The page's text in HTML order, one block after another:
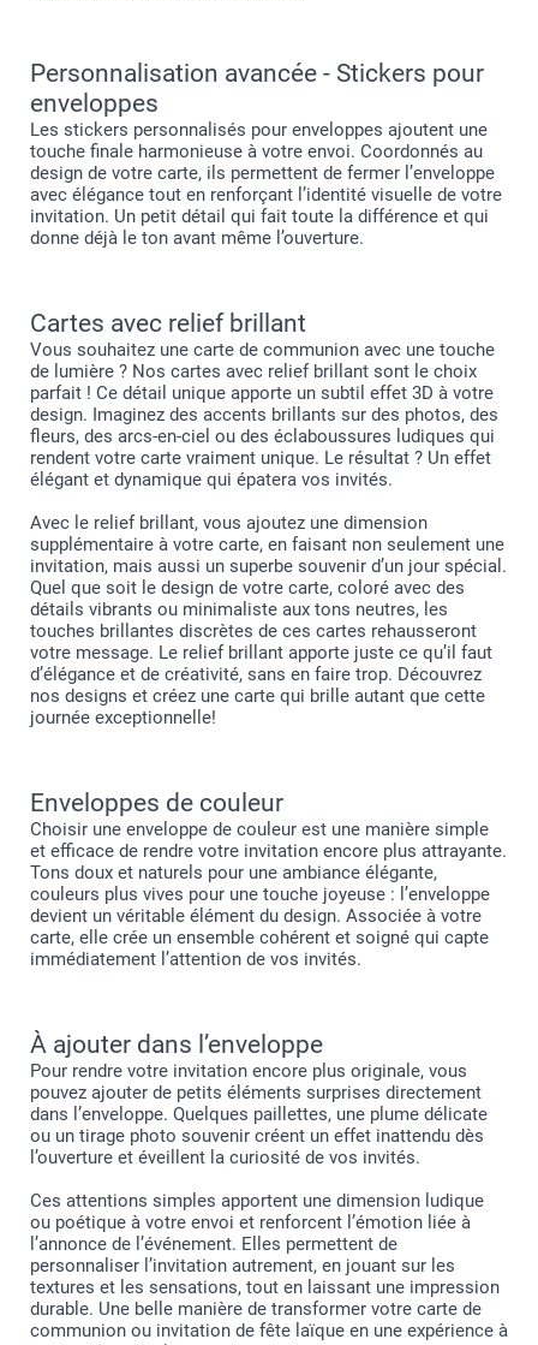
Personnalisation avancée - Stickers pour
enveloppes
Les stickers personnalisés pour enveloppes ajoutent une
touche finale harmonieuse à votre envoi. Coordonnés au
design de votre carte, ils permettent de fermer l’enveloppe
avec élégance tout en renforçant l’identité visuelle de votre
invitation. Un petit détail qui fait toute la différence et qui
donne déjà le ton avant même l’ouverture.
Cartes avec relief brillant
Vous souhaitez une carte de communion avec une touche
de lumière ? Nos cartes avec relief brillant sont le choix
parfait ! Ce détail unique apporte un subtil effet 3D à votre
design. Imaginez des accents brillants sur des photos, des
fleurs, des arcs-en-ciel ou des éclaboussures ludiques qui
rendent votre carte vraiment unique. Le résultat ? Un effet
élégant et dynamique qui épatera vos invités.
Avec le relief brillant, vous ajoutez une dimension
supplémentaire à votre carte, en faisant non seulement une
invitation, mais aussi un superbe souvenir d’un jour spécial.
Quel que soit le design de votre carte, coloré avec des
détails vibrants ou minimaliste aux tons neutres, les
touches brillantes discrètes de ces cartes rehausseront
votre message. Le relief brillant apporte juste ce qu’il faut
d’élégance et de créativité, sans en faire trop. Découvrez
nos designs et créez une carte qui brille autant que cette
journée exceptionnelle!
Enveloppes de couleur
Choisir une enveloppe de couleur est une manière simple
et efficace de rendre votre invitation encore plus attrayante.
Tons doux et naturels pour une ambiance élégante,
couleurs plus vives pour une touche joyeuse : l’enveloppe
devient un véritable élément du design. Associée à votre
carte, elle crée un ensemble cohérent et soigné qui capte
immédiatement l’attention de vos invités.
À ajouter dans l’enveloppe
Pour rendre votre invitation encore plus originale, vous
pouvez ajouter de petits éléments surprises directement
dans l’enveloppe. Quelques paillettes, une plume délicate
ou un tirage photo souvenir créent un effet inattendu dès
l’ouverture et éveillent la curiosité de vos invités.
Ces attentions simples apportent une dimension ludique
ou poétique à votre envoi et renforcent l’émotion liée à
l’annonce de l’événement. Elles permettent de
personnaliser l’invitation autrement, en jouant sur les
textures et les sensations, tout en laissant une impression
durable. Une belle manière de transformer votre carte de
communion ou invitation de fête laïque en une expérience à